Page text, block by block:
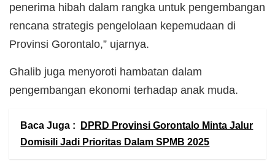
penerima hibah dalam rangka untuk pengembangan
rencana strategis pengelolaan kepemudaan di
Provinsi Gorontalo,” ujarnya.
Ghalib juga menyoroti hambatan dalam
pengembangan ekonomi terhadap anak muda.
Baca Juga :
DPRD Provinsi Gorontalo Minta Jalur
Domisili Jadi Prioritas Dalam SPMB 2025